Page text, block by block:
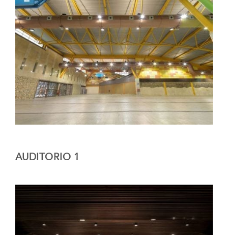
AUDITORIO 1